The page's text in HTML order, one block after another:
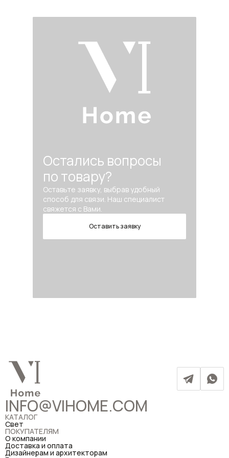
Остались вопросы
по товару?
Оставьте заявку, выбрав удобный
способ для связи. Наш специалист
свяжется с Вами.
Оставить заявку
INFO@VIHOME.COM
КАТАЛОГ
Свет
ПОКУПАТЕЛЯМ
О компании
Доставка и оплата
Дизайнерам и архитекторам